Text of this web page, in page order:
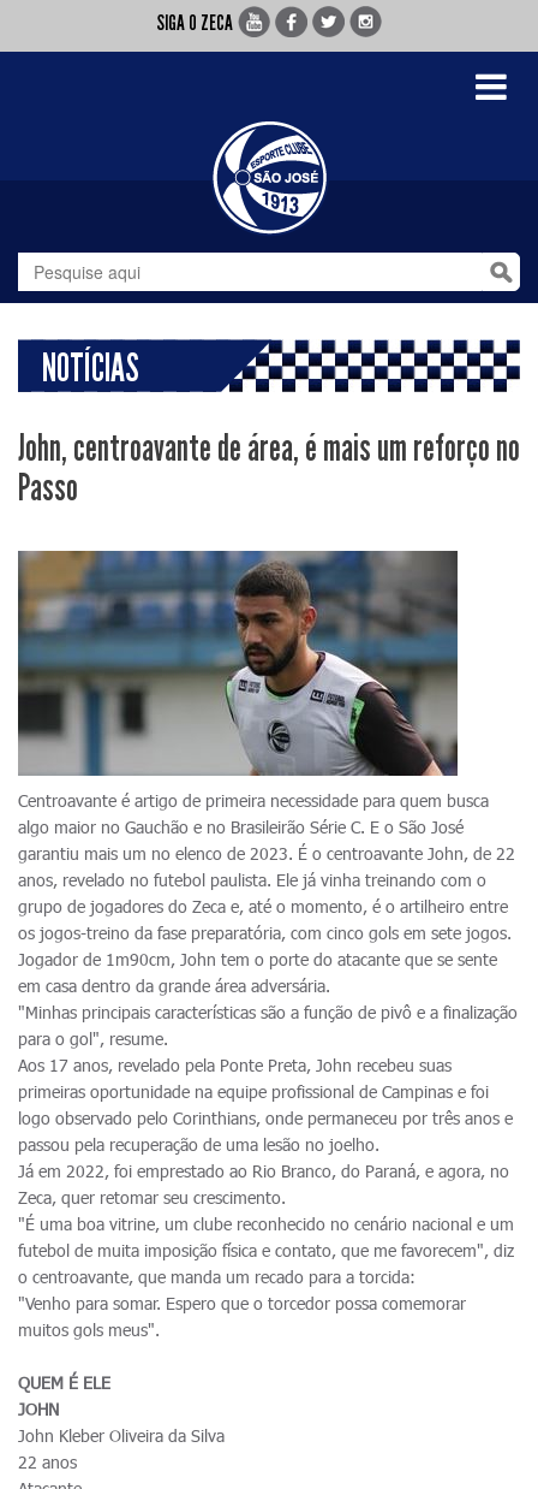
SIGA O ZECA
Toggle
NOTÍCIAS
John, centroavante de área, é mais um reforço no
Passo
Centroavante é artigo de primeira necessidade para quem busca
algo maior no Gauchão e no Brasileirão Série C. E o São José
garantiu mais um no elenco de 2023. É o centroavante John, de 22
anos, revelado no futebol paulista. Ele já vinha treinando com o
grupo de jogadores do Zeca e, até o momento, é o artilheiro entre
os jogos-treino da fase preparatória, com cinco gols em sete jogos.
Jogador de 1m90cm, John tem o porte do atacante que se sente
em casa dentro da grande área adversária.
"Minhas principais características são a função de pivô e a finalização
para o gol", resume.
Aos 17 anos, revelado pela Ponte Preta, John recebeu suas
primeiras oportunidade na equipe profissional de Campinas e foi
logo observado pelo Corinthians, onde permaneceu por três anos e
passou pela recuperação de uma lesão no joelho.
Já em 2022, foi emprestado ao Rio Branco, do Paraná, e agora, no
Zeca, quer retomar seu crescimento.
"É uma boa vitrine, um clube reconhecido no cenário nacional e um
futebol de muita imposição física e contato, que me favorecem", diz
o centroavante, que manda um recado para a torcida:
"Venho para somar. Espero que o torcedor possa comemorar
muitos gols meus".
QUEM É ELE
JOHN
John Kleber Oliveira da Silva
22 anos